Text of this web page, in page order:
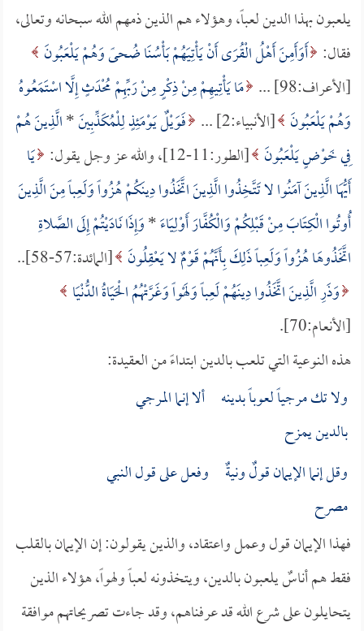
يلعبون بهذا الدين لعباً، وهؤلاء هم الذين ذمهم الله سبحانه وتعالى،
فقال: أَوَأَمِنَ أَهْلُ الْقُرَى أَنْ يَأْتِيَهُمْ بَأْسُنَا ضُحىً وَهُمْ يَلْعَبُونَ
[الأعراف:98] ...
مَا يَأْتِيهِمْ مِنْ ذِكْرٍ مِنْ رَبِّهِمْ مُحْدَثٍ إِلَّا اسْتَمَعُوهُ
وَهُمْ يَلْعَبُونَ [الأنبياء:2] ... فَوَيْلٌ يَوْمَئِذٍ لِلْمُكَذِّبِينَ*الَّذِينَ هُمْ
فِي خَوْضٍ يَلْعَبُونَ [الطور:11-12]، والله عز وجل يقول:
يَا
أَيُّهَا الَّذِينَ آمَنُوا لا تَتَّخِذُوا الَّذِينَ اتَّخَذُوا دِينَكُمْ هُزُواً وَلَعِباً مِنَ الَّذِينَ
أُوتُوا الْكِتَابَ مِنْ قَبْلِكُمْ وَالْكُفَّارَ أَوْلِيَاءَ*وَإِذَا نَادَيْتُمْ إِلَى الصَّلاةِ
اتَّخَذُوهَا هُزُواً وَلَعِباً ذَلِكَ بِأَنَّهُمْ قَوْمٌ لا يَعْقِلُونَ [المائدة:57-58]..
وَذَرِ الَّذِينَ اتَّخَذُوا دِينَهُمْ لَعِباً وَلَهْواً وَغَرَّتْهُمُ الْحَيَاةُ الدُّنْيَا
[الأنعام:70].
هذه النوعية التي تلعب بالدين ابتداءً من العقيدة:
ولا تك مرجياً لعوباً بدينه ألا إنما المرجي
بالدين يمزح
وقل إنما الإيمان قولٌ ونيةٌ وفعل على قول النبي
مصرح
فهذا الإيمان قول وعمل واعتقاد، والذين يقولون: إن الإيمان بالقلب
فقط هم أناسٌ يلعبون بالدين، ويتخذونه لعباً ولهواً، هؤلاء الذين
يتحايلون على شرع الله قد عرفناهم، وقد جاءت تصريحاتهم موافقة